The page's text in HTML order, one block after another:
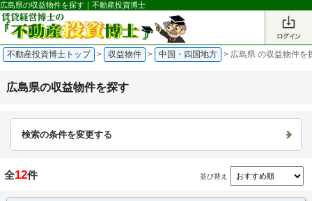
広島県の収益物件を探す｜不動産投資博士
不動産投資博士トップ > 収益物件 > 中国・四国地方 > 広島県 の収益物件を
広島県の収益物件を探す
検索の条件を変更する
全12件 並び替え